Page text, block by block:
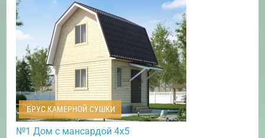
БРУС КАМЕРНОЙ СУШКИ
№1 Дом с мансардой 4х5